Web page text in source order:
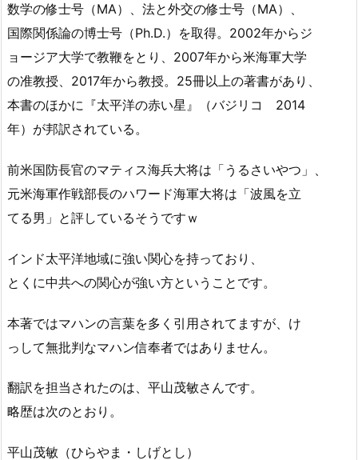
数学の修士号（MA）、法と外交の修士号（MA）、
国際関係論の博士号（Ph.D.）を取得。2002年からジ
ョージア大学で教鞭をとり、2007年から米海軍大学
の准教授、2017年から教授。25冊以上の著書があり、
本書のほかに『太平洋の赤い星』（バジリコ 2014
年）が邦訳されている。
前米国防長官のマティス海兵大将は「うるさいやつ」、
元米海軍作戦部長のハワード海軍大将は「波風を立
てる男」と評しているそうですｗ
インド太平洋地域に強い関心を持っており、
とくに中共への関心が強い方ということです。
本著ではマハンの言葉を多く引用されてますが、け
っして無批判なマハン信奉者ではありません。
翻訳を担当されたのは、平山茂敏さんです。
略歴は次のとおり。
平山茂敏（ひらやま・しげとし）